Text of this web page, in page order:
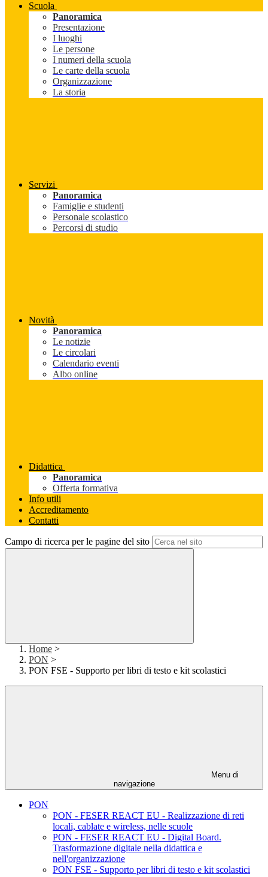
Scuola
Panoramica
Presentazione
I luoghi
Le persone
I numeri della scuola
Le carte della scuola
Organizzazione
La storia
Servizi
Panoramica
Famiglie e studenti
Personale scolastico
Percorsi di studio
Novità
Panoramica
Le notizie
Le circolari
Calendario eventi
Albo online
Didattica
Panoramica
Offerta formativa
Info utili
Accreditamento
Contatti
Campo di ricerca per le pagine del sito
Home >
PON >
PON FSE - Supporto per libri di testo e kit scolastici
Menu di
navigazione
PON
PON - FESER REACT EU - Realizzazione di reti
locali, cablate e wireless, nelle scuole
PON - FESER REACT EU - Digital Board.
Trasformazione digitale nella didattica e
nell'organizzazione
PON FSE - Supporto per libri di testo e kit scolastici